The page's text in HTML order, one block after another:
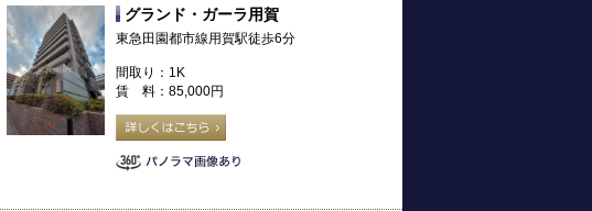
グランド・ガーラ用賀
東急田園都市線用賀駅徒歩6分
間取り：1K
賃 料：85,000円